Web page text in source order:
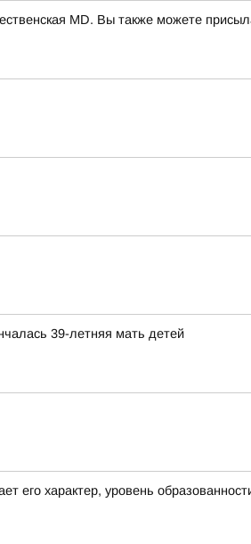
MD. Вы также можете
39-летняя мать детей
его характер, уровень